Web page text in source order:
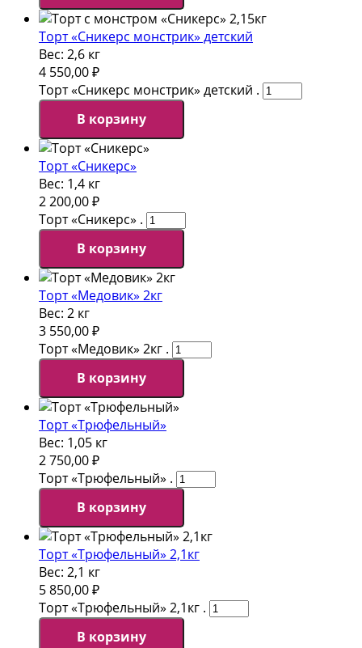
Торт «Сникерс монстрик» детский
Вес: 2,6 кг
4 550,00₽
Торт «Сникерс монстрик» детский .
В корзину
Торт «Сникерс»
Вес: 1,4 кг
2 200,00₽
Торт «Сникерс» .
В корзину
Торт «Медовик» 2кг
Вес: 2 кг
3 550,00₽
Торт «Медовик» 2кг .
В корзину
Торт «Трюфельный»
Вес: 1,05 кг
2 750,00₽
Торт «Трюфельный» .
В корзину
Торт «Трюфельный» 2,1кг
Вес: 2,1 кг
5 850,00₽
Торт «Трюфельный» 2,1кг .
В корзину